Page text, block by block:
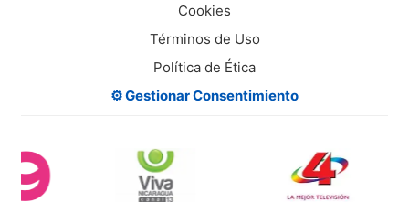
Cookies
Términos de Uso
Política de Ética
⚙️ Gestionar Consentimiento